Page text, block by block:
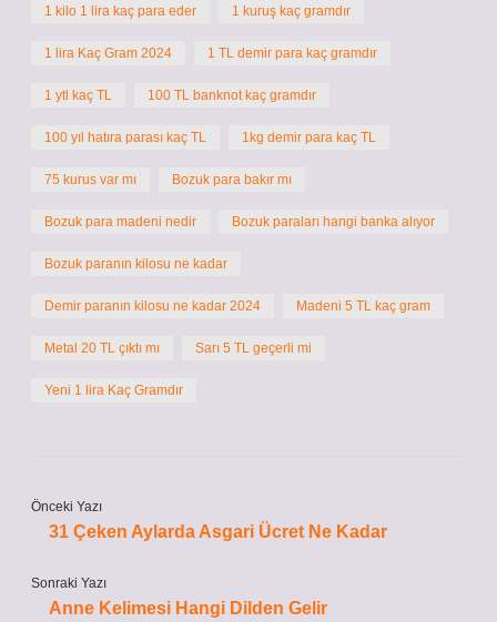
1 kilo 1 lira kaç para eder 1 kuruş kaç gramdır
1 lira Kaç Gram 2024 1 TL demir para kaç gramdır
1 ytl kaç TL 100 TL banknot kaç gramdır
100 yıl hatıra parası kaç TL 1kg demir para kaç TL
75 kurus var mı Bozuk para bakır mı
Bozuk para madeni nedir Bozuk paraları hangi banka alıyor
Bozuk paranın kilosu ne kadar
Demir paranın kilosu ne kadar 2024 Madeni 5 TL kaç gram
Metal 20 TL çıktı mı Sarı 5 TL geçerli mi
Yeni 1 lira Kaç Gramdır
Önceki Yazı
31 Çeken Aylarda Asgari Ücret Ne Kadar
Sonraki Yazı
Anne Kelimesi Hangi Dilden Gelir